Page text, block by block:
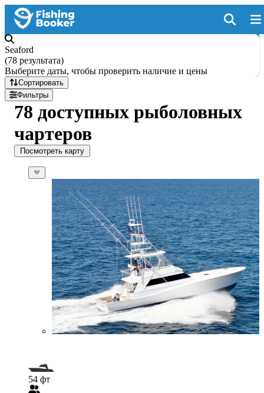
Seaford
(78 результата)
Выберите даты, чтобы проверить наличие и цены
Сортировать
Фильтры
78 доступных рыболовных
чартеров
Посмотреть карту
54 фт